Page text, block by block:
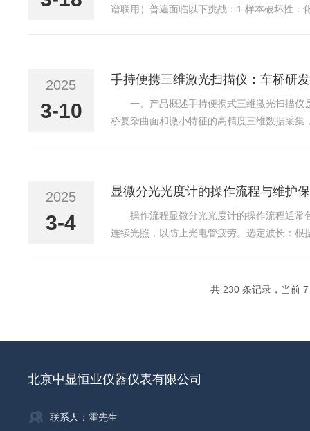
谱联用）普遍面临以下挑战：1.样本破坏性：
2025
3-10
手持便携三维激光扫描仪：车桥研
一、产品概述手持便携式三维激光扫描
桥复杂曲面和微小特征的高精度三维数据采
2025
3-4
显微分光光度计的操作流程与维护
操作流程显微分光光度计的操作流程通
连续光照，以防止光电管疲劳。选定波长：
共 230 条记录，当前
北京中显恒业仪器仪表有限公司
联系人：霍先生